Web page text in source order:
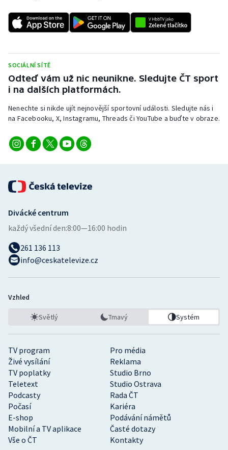
SOCIÁLNÍ SÍTĚ
Odteď vám už nic neunikne. Sledujte ČT sport
i na dalších platformách.
Nenechte si nikde ujít nejnovější sportovní události. Sledujte nás i
na Facebooku, X, Instagramu, Threads či YouTube a buďte v obraze.
TV program
Pro média
Živé vysílání
Reklama
TV poplatky
Studio Brno
Teletext
Studio Ostrava
Podcasty
Rada ČT
Počasí
Kariéra
E-shop
Podávání námětů
Mobilní a TV aplikace
Časté dotazy
Vše o ČT
Kontakty
Divácké centrum
každý všední den:8:00—16:00 hodin
261 136 113
info@ceskatelevize.cz
Vzhled
Světlý Tmavý Systém